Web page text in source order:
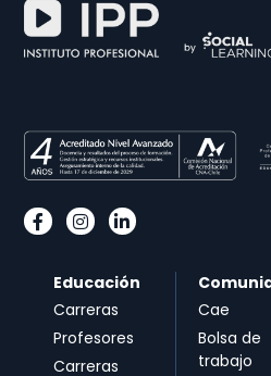
Educación
Carreras
Profesores
Carreras
Cae
Bolsa de
trabajo